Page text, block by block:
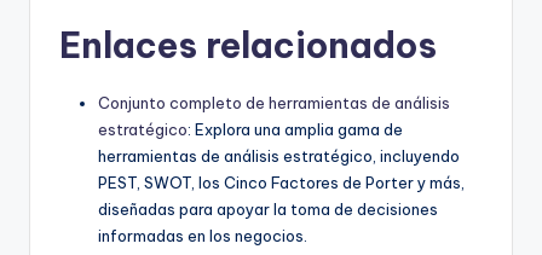
Enlaces relacionados
Conjunto completo de herramientas de análisis
estratégico: Explora una amplia gama de
herramientas de análisis estratégico, incluyendo
PEST, SWOT, los Cinco Factores de Porter y más,
diseñadas para apoyar la toma de decisiones
informadas en los negocios.